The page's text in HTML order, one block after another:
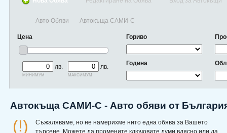
Авто Обяви Автокъща САМИ-С
Цена
лв.
минимум
лв.
максимум
Гориво
Година
Автокъща САМИ-С - Авто обяви от
(!)
Съжаляваме, но не намерихме нито една обява за Вашето
търсене. Можете да промените ключовите думи вдясно или да